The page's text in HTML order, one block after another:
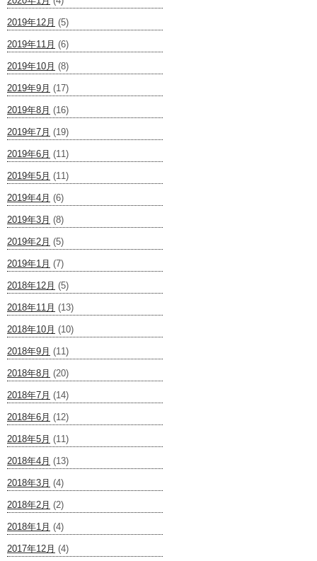
2019年12月 (5)
2019年11月 (6)
2019年10月 (8)
2019年9月 (17)
2019年8月 (16)
2019年7月 (19)
2019年6月 (11)
2019年5月 (11)
2019年4月 (6)
2019年3月 (8)
2019年2月 (5)
2019年1月 (7)
2018年12月 (5)
2018年11月 (13)
2018年10月 (10)
2018年9月 (11)
2018年8月 (20)
2018年7月 (14)
2018年6月 (12)
2018年5月 (11)
2018年4月 (13)
2018年3月 (4)
2018年2月 (2)
2018年1月 (4)
2017年12月 (4)